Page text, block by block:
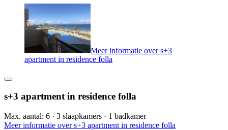
Meer informatie over s+3
apartment in residence folla
s+3 apartment in residence folla
Max. aantal: 6 · 3 slaapkamers · 1 badkamer
Meer informatie over s+3 apartment in residence folla